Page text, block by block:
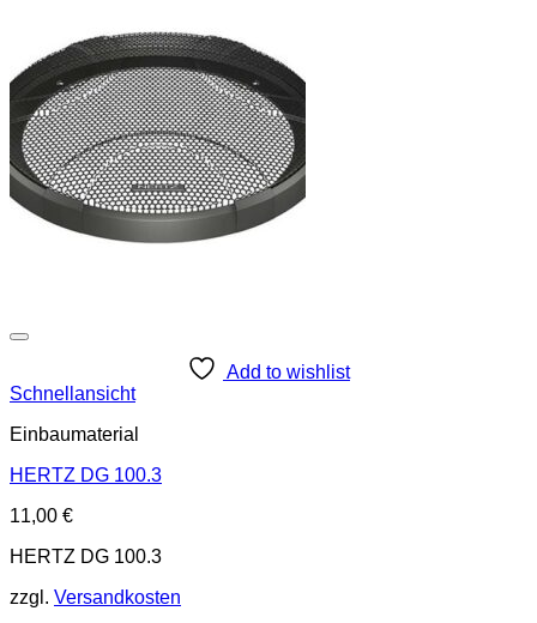
Add to wishlist
Schnellansicht
Einbaumaterial
HERTZ DG 100.3
11,00 €
HERTZ DG 100.3
zzgl. Versandkosten